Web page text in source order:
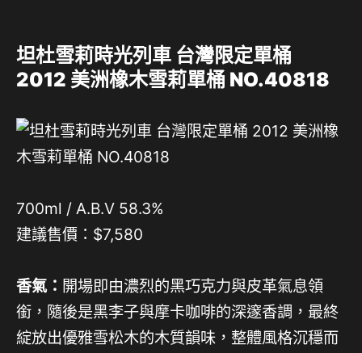
坦杜雪莉時光列車 台灣限定單桶
2012 美洲橡木雪莉單桶 NO.40818
700ml / A.B.V 58.3%
建議售價：$7,580
香氣： 開場即由濃烈的黑巧克力與皮革氣息領
銜，隨後是黑李子與摩卡咖啡的深邃香調，最終
綻放出優雅雪松木的木質韻味，整體風格沉穩而